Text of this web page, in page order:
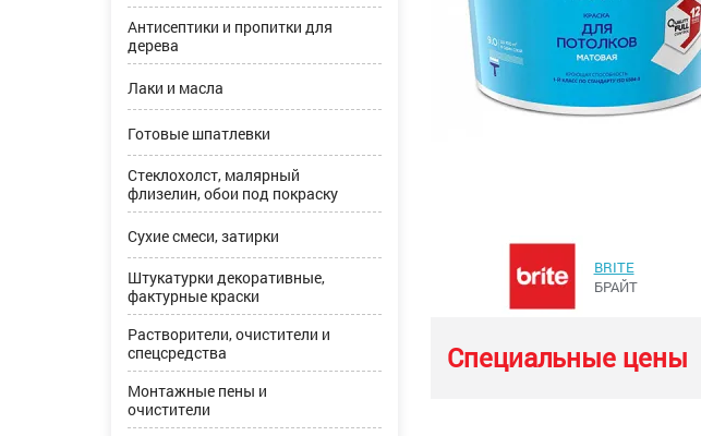
Антисептики и пропитки для
дерева
Лаки и масла
Готовые шпатлевки
Стеклохолст, малярный
флизелин, обои под покраску
Сухие смеси, затирки
Штукатурки декоративные,
фактурные краски
Растворители, очистители и
спецсредства
Монтажные пены и
очистители
BRITE
БРАЙТ
Специальные цены